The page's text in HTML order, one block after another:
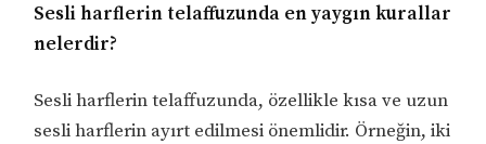
Sesli harflerin telaffuzunda en yaygın kurallar
nelerdir?
Sesli harflerin telaffuzunda, özellikle kısa ve uzun
sesli harflerin ayırt edilmesi önemlidir. Örneğin, iki